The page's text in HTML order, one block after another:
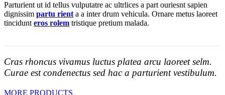
Parturient ut id tellus vulputatre ac ultrlices a part ouriesnt sapien
dignissim partu rient a a inter drum vehicula. Ornare metus laoreet
tincidunt eros rolem tristique pretium malada.
Cras rhoncus vivamus luctus platea arcu laoreet selm.
Curae est condenectus sed hac a parturient vestibulum.
MORE PRODUCTS